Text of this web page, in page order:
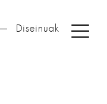
Diseinuak